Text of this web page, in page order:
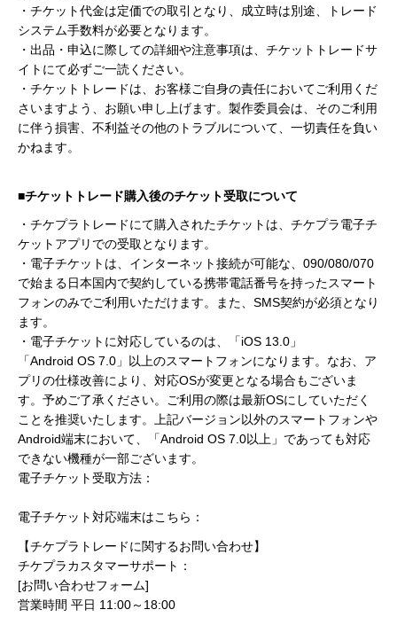
・チケット代金は定価での取引となり、成立時は別途、トレード
システム手数料が必要となります。
・出品・申込に際しての詳細や注意事項は、チケットトレードサ
イトにて必ずご一読ください。
・チケットトレードは、お客様ご自身の責任においてご利用くだ
さいますよう、お願い申し上げます。製作委員会は、そのご利用
に伴う損害、不利益その他のトラブルについて、一切責任を負い
かねます。
■チケットトレード購入後のチケット受取について
・チケプラトレードにて購入されたチケットは、チケプラ電子チ
ケットアプリでの受取となります。
・電子チケットは、インターネット接続が可能な、090/080/070
で始まる日本国内で契約している携帯電話番号を持ったスマート
フォンのみでご利用いただけます。また、SMS契約が必須となり
ます。
・電子チケットに対応しているのは、「iOS 13.0」
「Android OS 7.0」以上のスマートフォンになります。なお、ア
プリの仕様改善により、対応OSが変更となる場合もございま
す。予めご了承ください。ご利用の際は最新OSにしていただく
ことを推奨いたします。上記バージョン以外のスマートフォンや
Android端末において、「Android OS 7.0以上」であっても対応
できない機種が一部ございます。
電子チケット受取方法：
電子チケット対応端末はこちら：
【チケプラトレードに関するお問い合わせ】
チケプラカスタマーサポート：
[お問い合わせフォーム]
営業時間 平日 11:00～18:00